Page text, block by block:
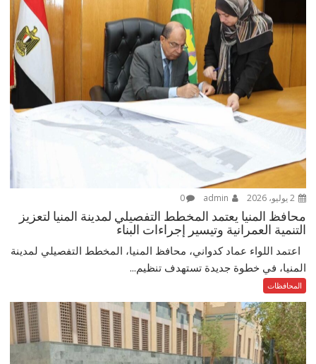
2 يوليو، 2026 0
محافظ المنيا يعتمد المخطط التفصيلي لمدينة المنيا لتعزيز
التنمية العمرانية وتيسير إجراءات البناء
اعتمد اللواء عماد كدواني، محافظ المنيا، المخطط التفصيلي لمدينة
المنيا، في خطوة جديدة تستهدف تنظيم...
المحافظات